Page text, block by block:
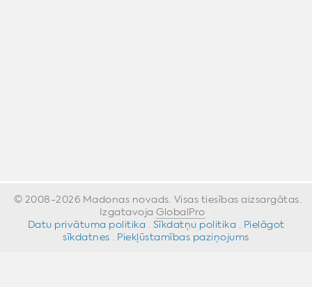
© 2008-2026 Madonas novads. Visas tiesības aizsargātas.
Izgatavoja GlobalPro
Datu privātuma politika · Sīkdatņu politika · Pielāgot
sīkdatnes · Piekļūstamības paziņojums